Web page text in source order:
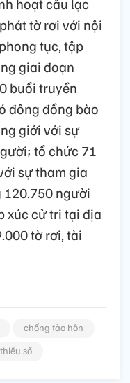
tờ rơi với nội
tục, tập
giai đoạn
buổi truyền
đông đồng bào
giới với sự
tổ chức 71
sự tham gia
người
xúc cử tri tại địa
tờ rơi, tài
chống tảo hôn
số